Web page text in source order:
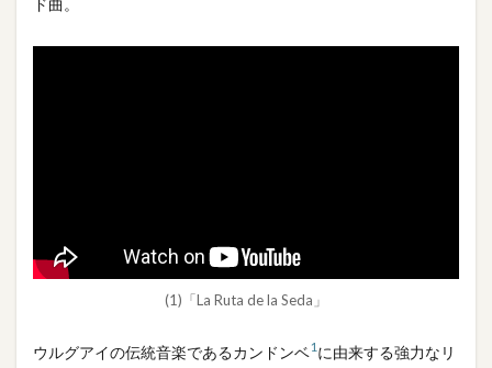
ド曲。
(1)「La Ruta de la Seda」
ウルグアイの伝統音楽であるカンドンベ1 に由来する強力なリ